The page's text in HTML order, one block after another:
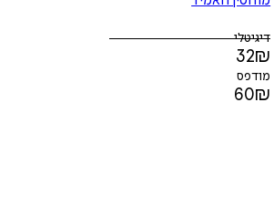
דיגיטלי
32₪
מודפס
60₪